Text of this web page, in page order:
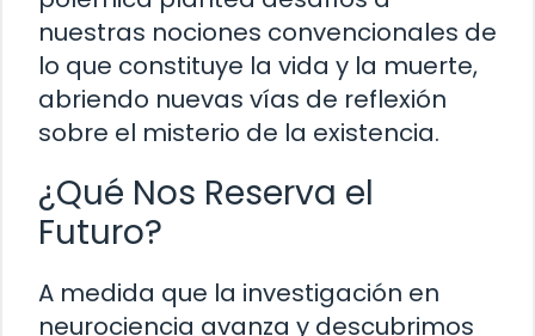
nuestras nociones convencionales de
lo que constituye la vida y la muerte,
abriendo nuevas vías de reflexión
sobre el misterio de la existencia.
¿Qué Nos Reserva el
Futuro?
A medida que la investigación en
neurociencia avanza y descubrimos